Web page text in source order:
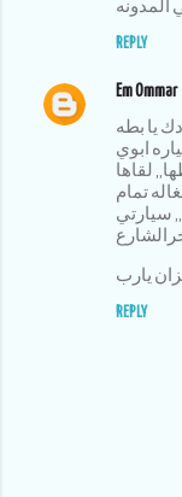
REPLY
Em Ommar
يا بطه
ابوي
لقاها
تمام
سيارتي
يارب
REPLY